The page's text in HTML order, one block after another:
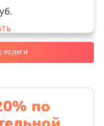
УСЛУГИ
по